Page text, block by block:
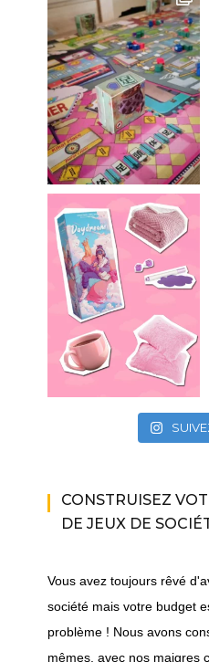
CONSTRUISEZ
DE JEUX DE
Vous avez toujours rêvé
société mais votre budget
problème ! Nous avons
mêmes, avec nos maigres